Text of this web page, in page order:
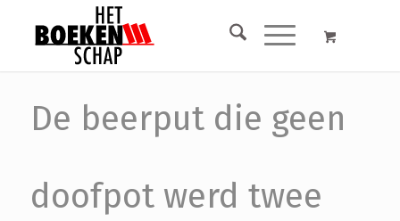
De beerput die geen
doofpot werd twee